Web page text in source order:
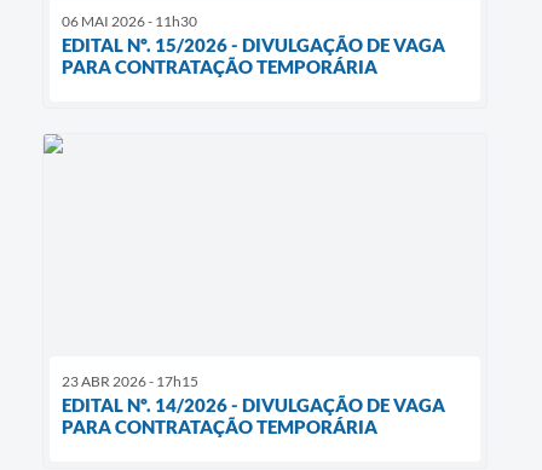
06 MAI 2026 - 11h30
EDITAL Nº. 15/2026 - DIVULGAÇÃO DE VAGA
PARA CONTRATAÇÃO TEMPORÁRIA
23 ABR 2026 - 17h15
EDITAL Nº. 14/2026 - DIVULGAÇÃO DE VAGA
PARA CONTRATAÇÃO TEMPORÁRIA